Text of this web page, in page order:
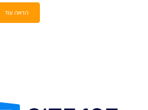
הראה עוד